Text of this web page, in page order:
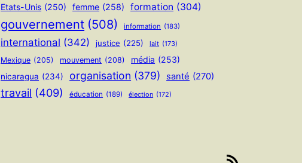
Etats-Unis (250) femme (258) formation (304)
gouvernement (508) information (183)
international (342) justice (225) lait (173)
Mexique (205) mouvement (208) média (253)
nicaragua (234) organisation (379) santé (270)
travail (409) éducation (189) élection (172)
Flux RSS